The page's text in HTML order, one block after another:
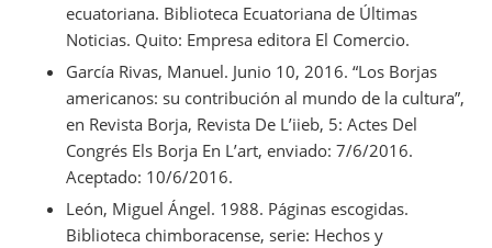
ecuatoriana. Biblioteca Ecuatoriana de Últimas
Noticias. Quito: Empresa editora El Comercio.
García Rivas, Manuel. Junio 10, 2016. “Los Borjas
americanos: su contribución al mundo de la cultura”,
en Revista Borja, Revista De L’iieb, 5: Actes Del
Congrés Els Borja En L’art, enviado: 7/6/2016.
Aceptado: 10/6/2016.
León, Miguel Ángel. 1988. Páginas escogidas.
Biblioteca chimboracense, serie: Hechos y